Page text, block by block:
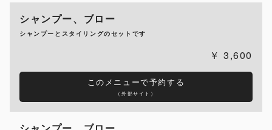
シャンプー、ブロー
シャンプーとスタイリングのセットです
3,600
このメニューで予約する
（外部サイト）